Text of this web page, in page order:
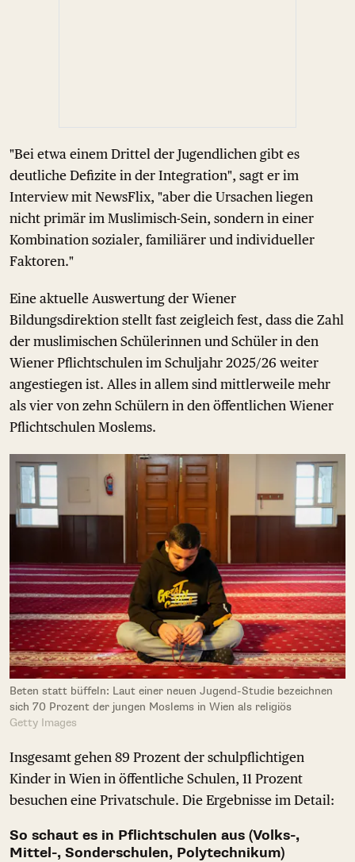
"Bei etwa einem Drittel der Jugendlichen gibt es
deutliche Defizite in der Integration", sagt er im
Interview mit NewsFlix, "aber die Ursachen liegen
nicht primär im Muslimisch-Sein, sondern in einer
Kombination sozialer, familiärer und individueller
Faktoren."
Eine aktuelle Auswertung der Wiener
Bildungsdirektion stellt fast zeigleich fest, dass die Zahl
der muslimischen Schülerinnen und Schüler in den
Wiener Pflichtschulen im Schuljahr 2025/26 weiter
angestiegen ist. Alles in allem sind mittlerweile mehr
als vier von zehn Schülern in den öffentlichen Wiener
Pflichtschulen Moslems.
Beten statt büffeln: Laut einer neuen Jugend-Studie bezeichnen
sich 70 Prozent der jungen Moslems in Wien als religiös
Getty Images
Insgesamt gehen 89 Prozent der schulpflichtigen
Kinder in Wien in öffentliche Schulen, 11 Prozent
besuchen eine Privatschule. Die Ergebnisse im Detail:
So schaut es in Pflichtschulen aus (Volks-,
Mittel-, Sonderschulen, Polytechnikum)